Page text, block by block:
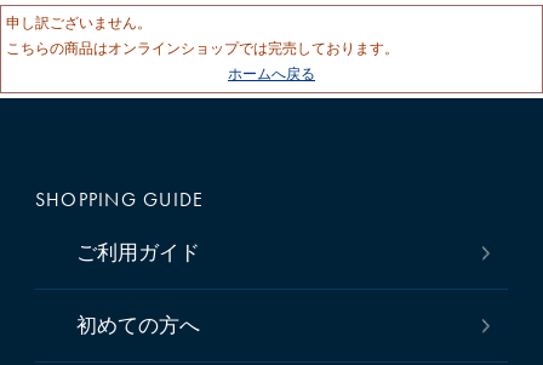
申し訳ございません。
こちらの商品はオンラインショップでは完売しております。
ホームへ戻る
SHOPPING GUIDE
ご利用ガイド
初めての方へ